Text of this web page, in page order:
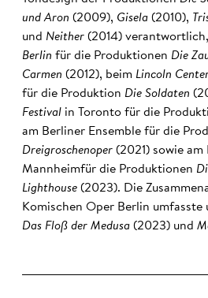
und Aron (2009), Gisela (2010),
und Neither (2014)
Berlin für die Produktionen Die
Carmen (2012), beim Lincoln
für die Produktion Die Soldaten
Festival in Toronto für die
am Berliner Ensemble für die
Dreigroschenoper (2021) sowie
Mannheimfür die Produktionen
Lighthouse (2023). Die
Komischen Oper Berlin umfasste
Das Floß der Medusa (2023) und